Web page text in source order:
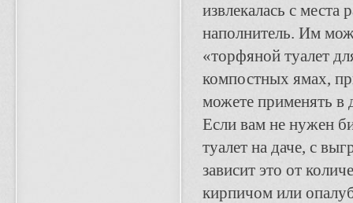
извлекалась с
наполнитель. Им
«торфяной туалет
компостных ямах,
можете применять в
Если вам не нужен
туалет на даче, с
зависит это от
кирпичом или